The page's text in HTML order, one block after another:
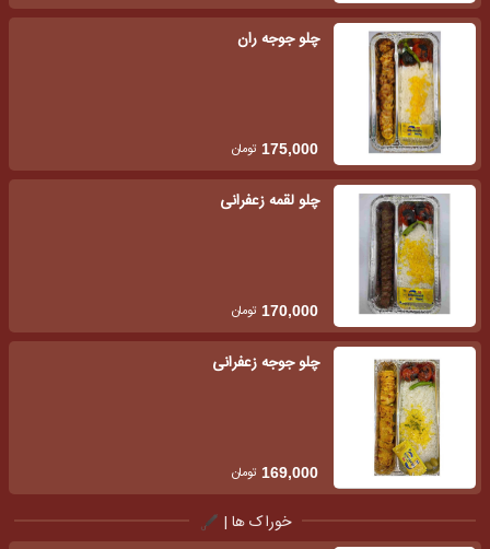
چلو جوجه ران
175,000 تومان
چلو لقمه زعفرانی
170,000 تومان
چلو جوجه زعفرانی
169,000 تومان
خوراک ها |